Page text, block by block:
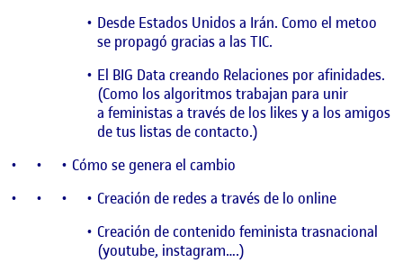
Desde Estados Unidos a Irán. Como el metoo
se propagó gracias a las TIC.
El BIG Data creando Relaciones por afinidades.
(Como los algoritmos trabajan para unir
a feministas a través de los likes y a los amigos
de tus listas de contacto.)
Cómo se genera el cambio
Creación de redes a través de lo online
Creación de contenido feminista trasnacional
(youtube, instagram….)